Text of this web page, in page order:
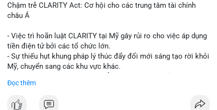
Chậm trễ CLARITY Act: Cơ hội cho các trung tâm tài chính
châu Á
- Việc trì hoãn luật CLARITY tại Mỹ gây rủi ro cho việc áp dụng
tiền điện tử bởi các tổ chức lớn.
- Sự thiếu hụt khung pháp lý thúc đẩy đổi mới sáng tạo rời khỏi
Mỹ, chuyển sang các khu vực khác.
trường khi Mỹ còn đang lúng túng về luật pháp.
#binancesquare #blockchain
Đọc thêm